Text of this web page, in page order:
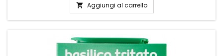
 Aggiungi al carrello